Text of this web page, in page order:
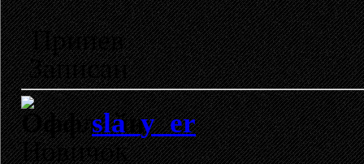
Припев
Записан
sla_y_er
Новичок